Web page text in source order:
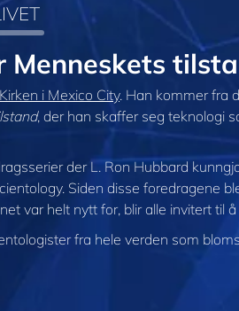
Menneskets
i Mexico City. Han kommer fra
, der han skaffer seg teknologi
der L. Ron Hubbard
Siden disse foredragene
var helt nytt for, blir alle invitert til
fra hele verden som